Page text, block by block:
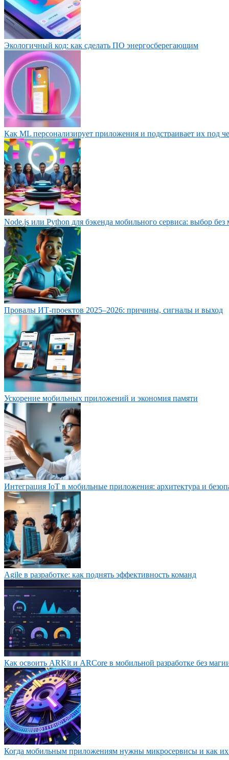
Экологичный код: как сделать ПО энергосберегающим
Как ML персонализирует приложения и подстраивает их под
Node.js или Python для бэкенда мобильного сервиса: выбор без
Провалы ИТ‑проектов 2025–2026: причины, сигналы и выход
Ускорение мобильных приложений и экономия памяти
Интеграция IoT в мобильные приложения: архитектура и
Agile в разработке: как поднять эффективность команд
Как освоить ARKit и ARCore в мобильной разработке без
Когда мобильным приложениям нужны микросервисы и как их